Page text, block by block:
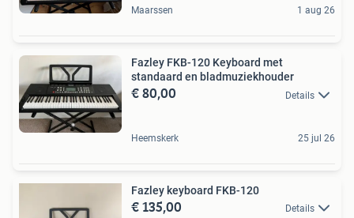
Maarssen 1 aug 26
Fazley FKB-120 Keyboard met
standaard en bladmuziekhouder
€ 80,00 Details
Heemskerk 25 jul 26
Fazley keyboard FKB-120
€ 135,00 Details